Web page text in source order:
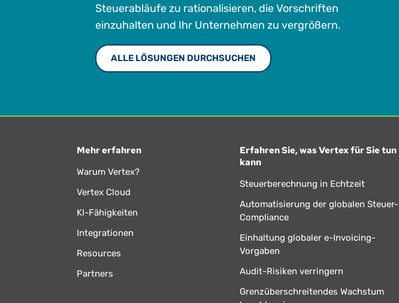
Steuerabläufe zu rationalisieren, die Vorschriften
einzuhalten und Ihr Unternehmen zu vergrößern.
ALLE LÖSUNGEN DURCHSUCHEN
Mehr erfahren
Warum Vertex?
Vertex Cloud
KI-Fähigkeiten
Integrationen
Resources
Partners
Erfahren Sie, was Vertex für Sie tun
kann
Steuerberechnung in Echtzeit
Automatisierung der globalen Steuer-
Compliance
Einhaltung globaler e-Invoicing-
Vorgaben
Audit-Risiken verringern
Grenzüberschreitendes Wachstum